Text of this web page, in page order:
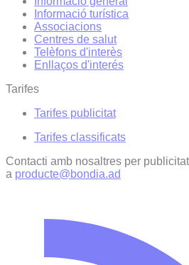
Informació turística
Associacions
Centres de salut
Telèfons d'interès
Enllaços d'interés
Tarifes
Tarifes publicitat
Tarifes classificats
Contacti amb nosaltres per
a producte@bondia.ad